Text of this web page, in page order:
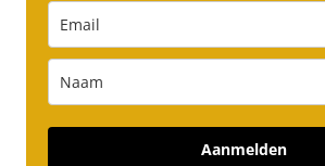
Aanmelden